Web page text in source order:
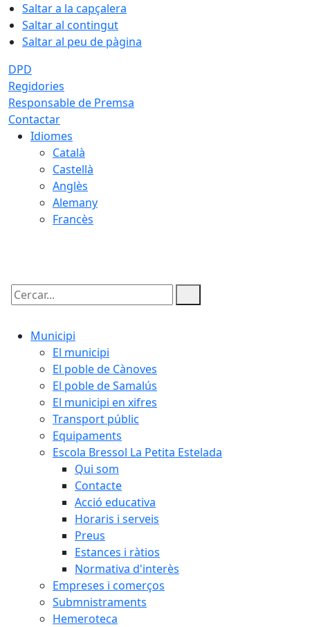
Saltar a la capçalera
Saltar al contingut
Saltar al peu de pàgina
DPD
Regidories
Responsable de Premsa
Contactar
Idiomes
Català
Castellà
Anglès
Alemany
Francès
Cercar:
Municipi
El municipi
El poble de Cànoves
El poble de Samalús
El municipi en xifres
Transport públic
Equipaments
Escola Bressol La Petita Estelada
Qui som
Contacte
Acció educativa
Horaris i serveis
Preus
Estances i ràtios
Normativa d'interès
Empreses i comerços
Submnistraments
Hemeroteca